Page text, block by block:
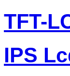
TFT-
IPS